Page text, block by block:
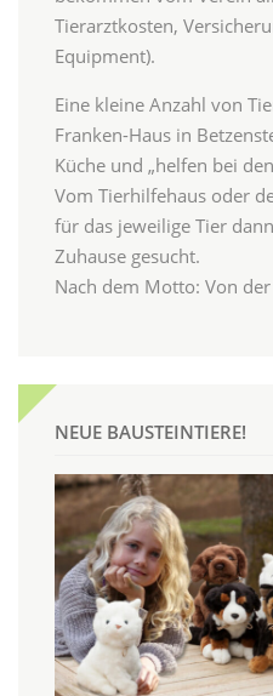
Tierarztkosten,
Equipment).
Eine kleine Anzahl von
Franken-Haus in
Küche und „helfen bei
Vom Tierhilfehaus oder
für das jeweilige Tier
Zuhause gesucht.
Nach dem Motto: Von
NEUE BAUSTEINTIERE!